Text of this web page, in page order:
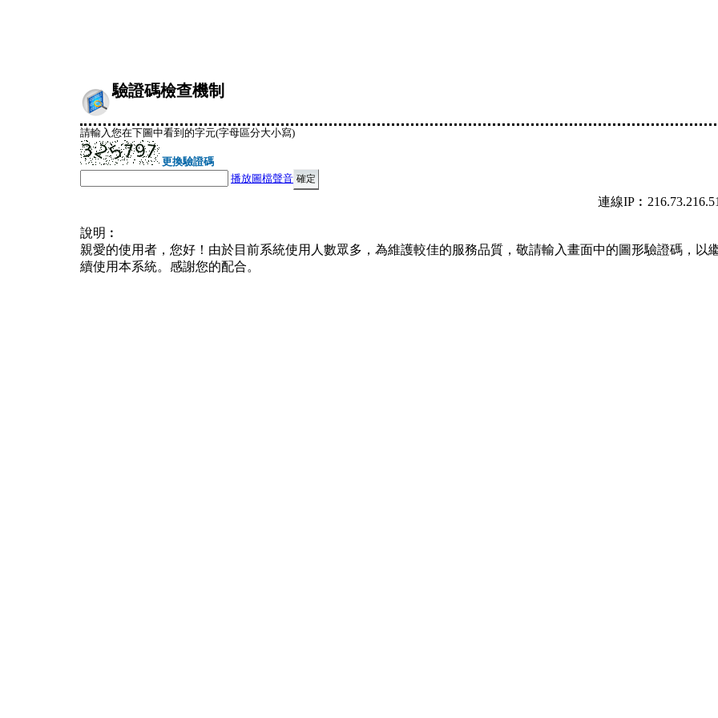
驗證碼檢查機制
請輸入您在下圖中看到的字元(字母區分大小寫)
更換驗證碼
播放圖檔聲音
連線
說明︰
親愛的使用者，您好！由於目前系統使用人數眾多，為維護較佳的服務品質，敬請輸入畫面中的圖形驗證碼，以
續使用本系統。感謝您的配合。